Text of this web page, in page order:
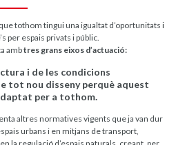
tothom tingui una igualtat d’oportunitats i
per espais privats i públic.
ambtres grans eixos d’actuació:
i de les condicions
tot nou disseny perquè aquest
per a tothom.
altres normatives vigents que ja van dur
urbans i en mitjans de transport,